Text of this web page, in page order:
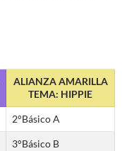
ALIANZA AMARILLA
TEMA: HIPPIE
2°Básico A
3°Básico B